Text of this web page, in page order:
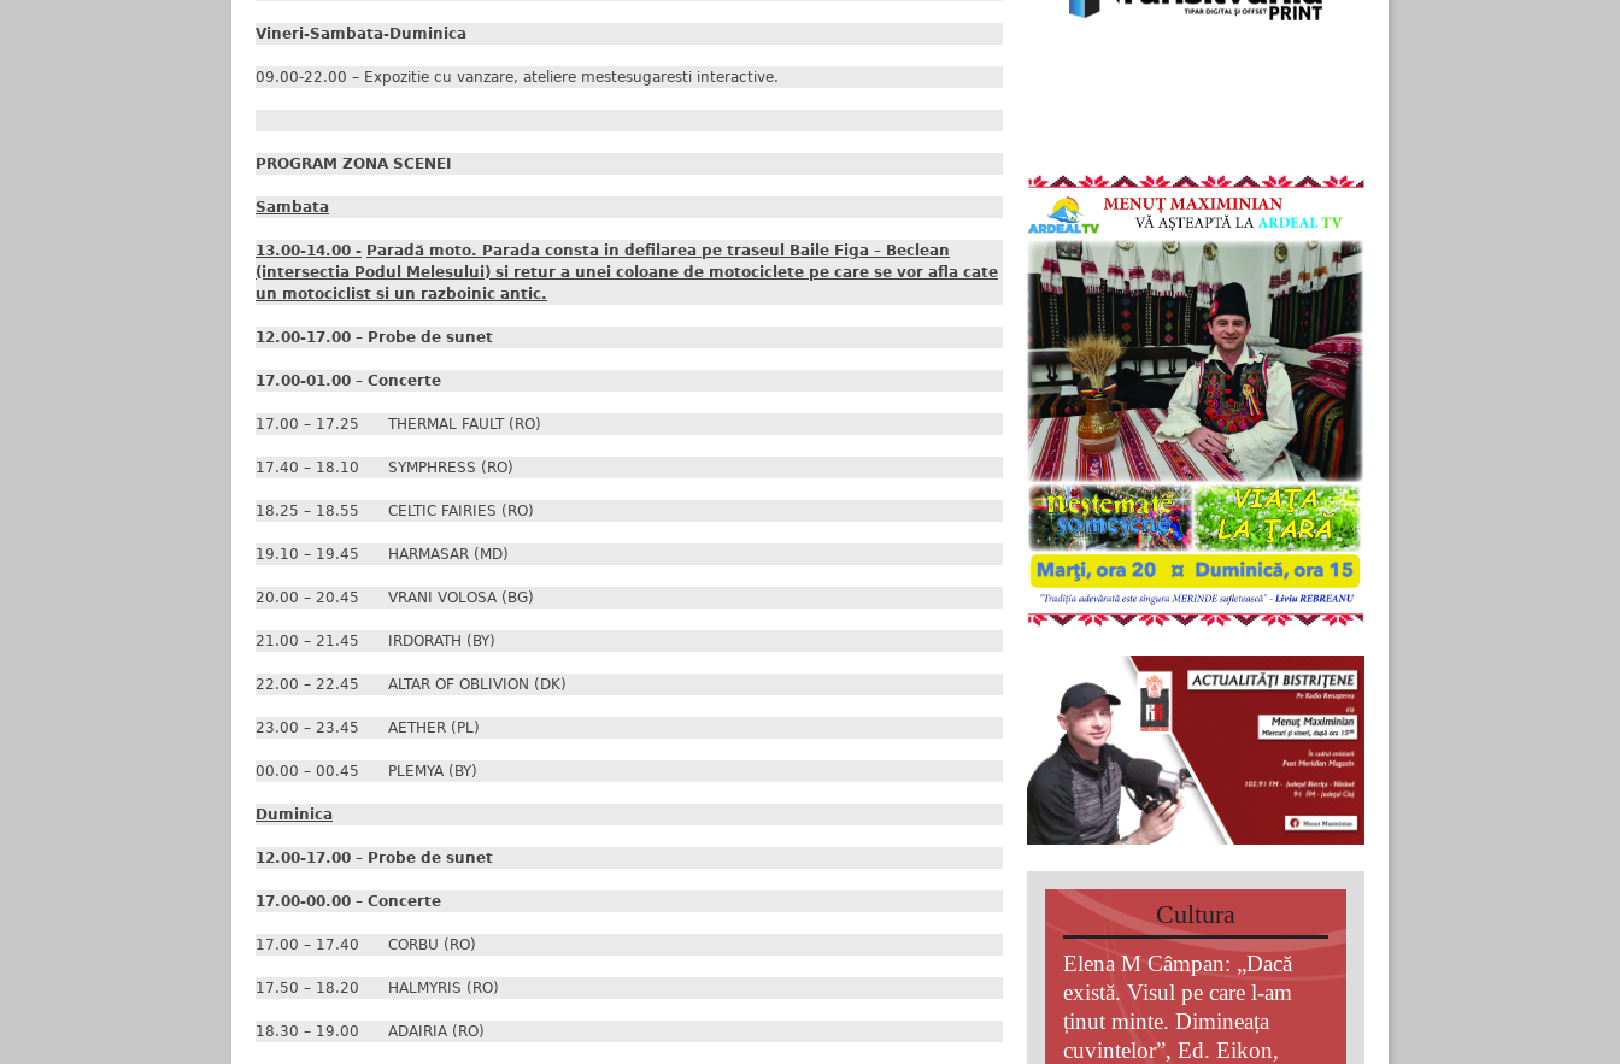
Vineri-Sambata-Duminica
09.00-22.00 – Expozitie cu vanzare, ateliere mestesugaresti interactive.
PROGRAM ZONA SCENEI
Sambata
13.00-14.00 - Paradă moto. Parada consta in defilarea pe traseul Baile Figa – Beclean
(intersectia Podul Melesului) si retur a unei coloane de motociclete pe care se vor afla cate
un motociclist si un razboinic antic.
12.00-17.00 – Probe de sunet
17.00-01.00 – Concerte
17.00 – 17.25 THERMAL FAULT (RO)
17.40 – 18.10 SYMPHRESS (RO)
18.25 – 18.55 CELTIC FAIRIES (RO)
19.10 – 19.45 HARMASAR (MD)
20.00 – 20.45 VRANI VOLOSA (BG)
21.00 – 21.45 IRDORATH (BY)
22.00 – 22.45 ALTAR OF OBLIVION (DK)
23.00 – 23.45 AETHER (PL)
00.00 – 00.45 PLEMYA (BY)
Duminica
12.00-17.00 – Probe de sunet
17.00-00.00 – Concerte
17.00 – 17.40 CORBU (RO)
17.50 – 18.20 HALMYRIS (RO)
18.30 – 19.00 ADAIRIA (RO)
Cultura
Elena M Câmpan: „Dacă
există. Visul pe care l-am
ținut minte. Dimineața
cuvintelor”, Ed. Eikon,